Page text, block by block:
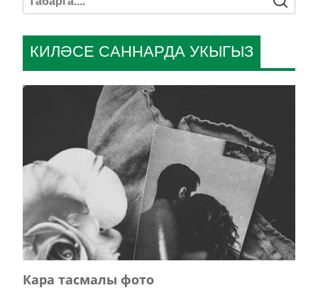
КИЛӘСЕ САННАРДА УКЫГЫЗ
Кара тасмалы фото